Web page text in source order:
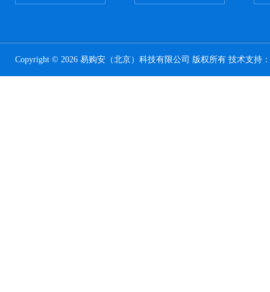
Copyright © 2026 易购安（北京）科技有限公司 版权所有 技术支持：